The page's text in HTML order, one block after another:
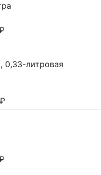
0,33-литровая
₽